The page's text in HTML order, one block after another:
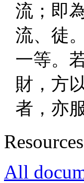
流；即
流、徒
一等。
財，方
者，亦
All